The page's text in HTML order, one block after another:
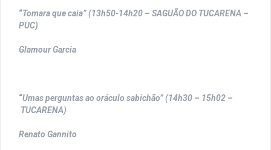
“Tomara que caia” (13h50-14h20 – SAGUÃO DO TUCARENA –
PUC)
Glamour Garcia
“Umas perguntas ao oráculo sabichão” (14h30 – 15h02 –
TUCARENA)
Renato Gannito